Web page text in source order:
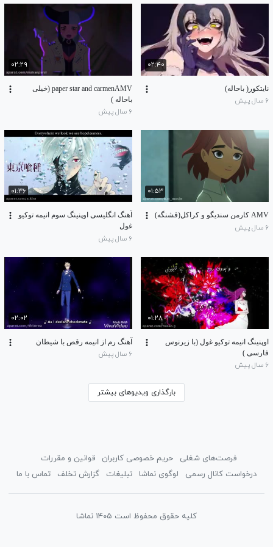
۰۲:۴۰
نایتکور( باحاله)
۶ سال پیش
۰۲:۲۹
paper star and carmenAMV (خیلی
باحاله )
۶ سال پیش
۰۱:۵۳
AMV کارمن سندیگو و کراکل(قشنگه)
۶ سال پیش
۰۱:۳۶
آهنگ انگلیسی اوپنینگ سوم انیمه توکیو
غول
۶ سال پیش
۰۱:۲۸
اوپنینگ انیمه توکیو غول (با زیرنوس
فارسی )
۶ سال پیش
۰۲:۰۲
آهنگ رم از انیمه رقص با شیطان
۶ سال پیش
بارگذاری ویدیوهای بیشتر
کلیه حقوق محفوظ است ۱۴۰۵ نماشا
فرصت‌های شغلی حریم خصوصی کاربران
قوانین و مقررات
درخواست کانال رسمی
لوگوی نماشا تبلیغات گزارش تخلف تماس با ما